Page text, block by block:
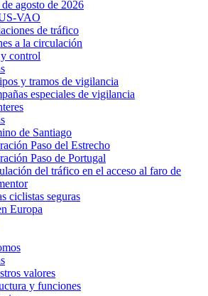
agosto de 2026
VAO
de tráfico
a la circulación
control
y tramos de vigilancia
especiales de vigilancia
de Santiago
Paso del Estrecho
Paso de Portugal
del tráfico en el acceso al faro de
ciclistas seguras
Europa
valores
y funciones